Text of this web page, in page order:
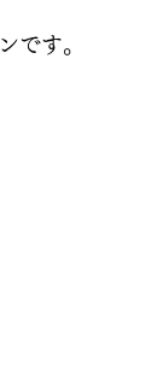
です。